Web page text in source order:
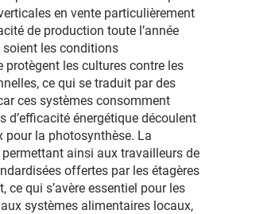
en vente particulièrement
de production toute l’année
soient les conditions
les cultures contre les
ce qui se traduit par des
ces systèmes consomment
d’efficacité énergétique découlent
pour la photosynthèse. La
ainsi aux travailleurs de
offertes par les étagères
qui s’avère essentiel pour les
systèmes alimentaires locaux,